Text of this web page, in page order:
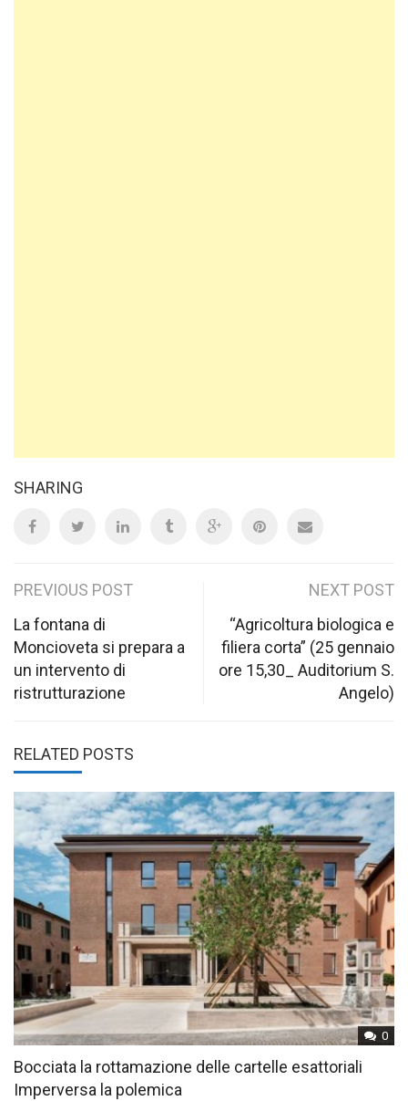
SHARING
Post
navigation
PREVIOUS POST
La fontana di
Moncioveta si prepara a
un intervento di
ristrutturazione
NEXT POST
“Agricoltura biologica e
filiera corta” (25 gennaio
ore 15,30_ Auditorium S.
Angelo)
RELATED POSTS
0
Bocciata la rottamazione delle cartelle esattoriali
Imperversa la polemica